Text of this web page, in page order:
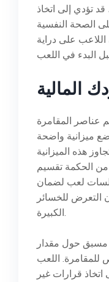
تؤدي إلى اتخاذ
الصحة النفسية
اللاعب على دراية
المالية
عناصر المقامرة
ميزانية واضحة
هذه الميزانية
الحكمة تقسيم
لعب لضمان
التعرض للخسائر
الكبيرة.
مسبق حول مقدار
اللعب
قرارات غير